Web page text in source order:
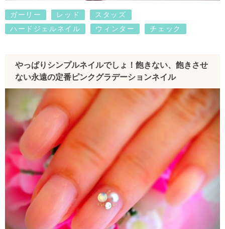
ガーリー レッド
スタッズ
ハードジェルネイル
ウィンター チェック
やっぱりシンプルネイルでしょ！飽きない、飽きさせ
ない永遠の定番ピンクグラデーションネイル